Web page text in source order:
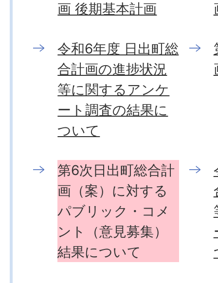
画 後期基本計画
令和6年度 日出町総
合計画の進捗状況
等に関するアンケ
ート調査の結果に
ついて
第6次日出町総合計
画（案）に対する
パブリック・コメ
ント（意見募集）
結果について